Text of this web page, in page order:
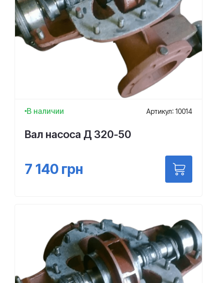
В наличии Артикул: 10014
Вал насоса Д 320-50
7 140 грн